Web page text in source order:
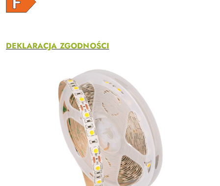
DEKLARACJA ZGODNOŚCI